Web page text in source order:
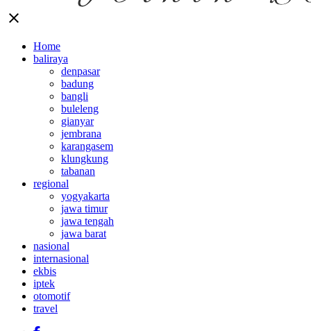
close
Home
baliraya
denpasar
badung
bangli
buleleng
gianyar
jembrana
karangasem
klungkung
tabanan
regional
yogyakarta
jawa timur
jawa tengah
jawa barat
nasional
internasional
ekbis
iptek
otomotif
travel